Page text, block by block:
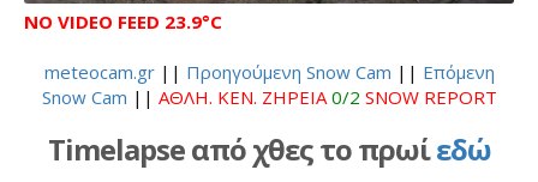
NO VIDEO FEED 23.9°C
meteocam.gr|| Προηγούμενη Snow Cam || Επόμενη
Snow Cam || ΑΘΛΗ. ΚΕΝ. ΖΗΡΕΙΑ 0/2 SNOW REPORT
Timelapse από χθες το πρωίεδώ